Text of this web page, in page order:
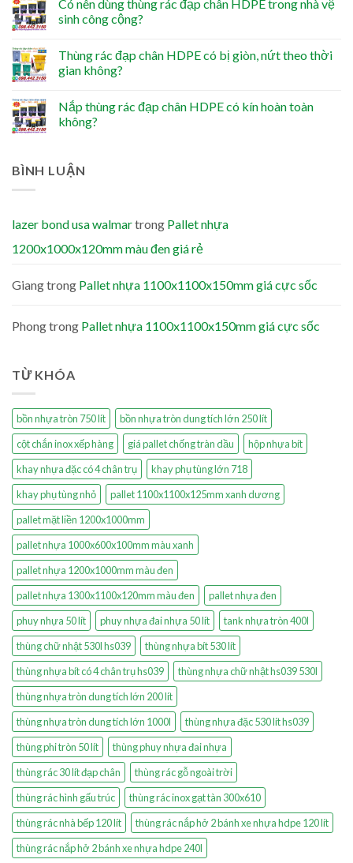
Có nên dùng thùng rác đạp chân HDPE trong nhà vệ
sinh công cộng?
Thùng rác đạp chân HDPE có bị giòn, nứt theo thời
gian không?
Nắp thùng rác đạp chân HDPE có kín hoàn toàn
không?
BÌNH LUẬN
lazer bond usa walmartrong Pallet nhựa
1200x1000x120mm màu đen giá rẻ
Giangtrong Pallet nhựa 1100x1100x150mm giá cực sốc
Phongtrong Pallet nhựa 1100x1100x150mm giá cực sốc
TỪ KHÓA
bồn nhựa tròn 750 lít
bồn nhựa tròn dung tích lớn 250 lít
cột chắn inox xếp hàng
giá pallet chống tràn dầu
hộp nhựa bít
khay nhựa đặc có 4 chân trụ
khay phụ tùng lớn 718
khay phụ tùng nhỏ
pallet 1100x1100x125mm xanh dương
pallet mặt liền 1200x1000mm
pallet nhựa 1000x600x100mm màu xanh
pallet nhựa 1200x1000mm màu đen
pallet nhựa 1300x1100x120mm màu đen
pallet nhựa đen
phuy nhựa 50 lít
phuy nhựa đai nhựa 50 lít
tank nhựa tròn 400l
thùng chữ nhật 530l hs039
thùng nhựa bít 530 lít
thùng nhựa bít có 4 chân trụ hs039
thùng nhựa chữ nhật hs039 530l
thùng nhựa tròn dung tích lớn 200 lít
thùng nhựa tròn dung tích lớn 1000l
thùng nhựa đặc 530 lít hs039
thùng phi tròn 50 lít
thùng phuy nhựa đai nhựa
thùng rác 30 lít đạp chân
thùng rác gỗ ngoài trời
thùng rác hình gấu trúc
thùng rác inox gạt tàn 300x610
thùng rác nhà bếp 120 lít
thùng rác nắp hở 2 bánh xe nhựa hdpe 120 lít
thùng rác nắp hở 2 bánh xe nhựa hdpe 240l